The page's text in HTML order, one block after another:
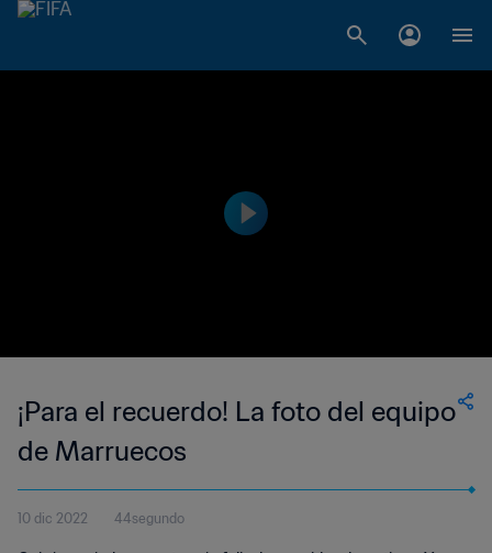
¡Para el recuerdo! La foto del equipo
de Marruecos
10 dic 2022 44segundo